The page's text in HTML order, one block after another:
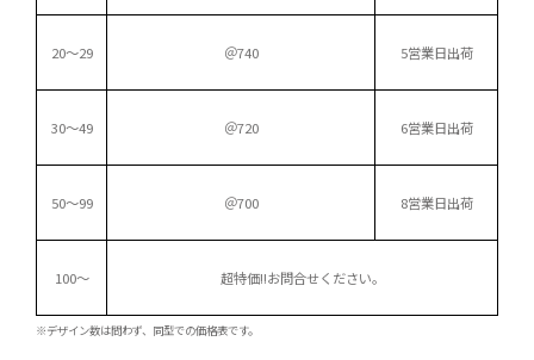
20～29 ＠740 5営業日出荷
30～49 ＠720 6営業日出荷
50～99 ＠700 8営業日出荷
100～ 超特価!!お問合せください。
※デザイン数は問わず、同型での価格表です。